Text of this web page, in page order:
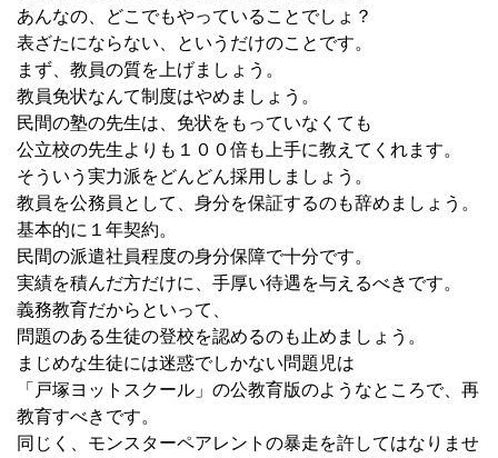
あんなの、どこでもやっていることでしょ？
表ざたにならない、というだけのことです。
まず、教員の質を上げましょう。
教員免状なんて制度はやめましょう。
民間の塾の先生は、免状をもっていなくても
公立校の先生よりも１００倍も上手に教えてくれます。
そういう実力派をどんどん採用しましょう。
教員を公務員として、身分を保証するのも辞めましょう。
基本的に１年契約。
民間の派遣社員程度の身分保障で十分です。
実績を積んだ方だけに、手厚い待遇を与えるべきです。
義務教育だからといって、
問題のある生徒の登校を認めるのも止めましょう。
まじめな生徒には迷惑でしかない問題児は
「戸塚ヨットスクール」の公教育版のようなところで、再
教育すべきです。
同じく、モンスターペアレントの暴走を許してはなりませ